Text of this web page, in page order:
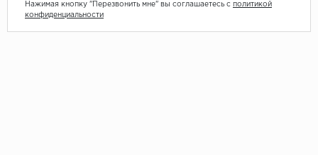
Нажимая кнопку "Перезвонить мне" вы соглашаетесь с политикой
конфиденциальности